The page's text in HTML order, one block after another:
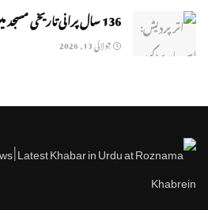
136 سال پرانی تاریخی مسجد میں داخلہ بند، نماز پر بھی پابندی!
جولائی 13, 2026